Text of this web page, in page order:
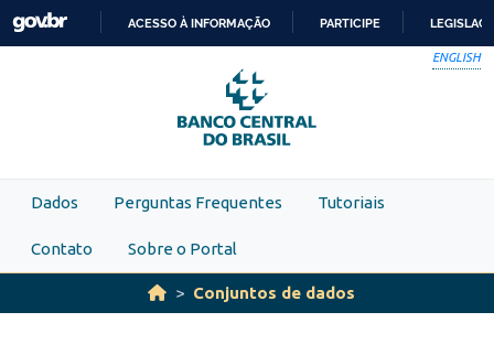
Skip to main content
PARA
O
CONTEÚDO
ACESSO À INFORMAÇÃO PARTICIPE
ENGLISH
Dados Perguntas Frequentes Tutoriais
Contato Sobre o Portal
Conjuntos de dados